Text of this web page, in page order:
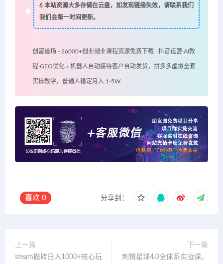
6本站资源大多存储在云盘，如发现链接失效，请联系我们
我们会第一时间更新。
创富道场 - 26000+创业副业课程资源免费下载 | 抖音运营·AI教
程·GEO优化 » 机器人自动接待客户自动发货，拼多多虚拟全套
实操教学，普通人稳定月入 1-5W
喜欢 0 分享到：
上一篇
steam搬砖日入1000+核心玩
下一篇
刺猬星球4.0全体系实战课，